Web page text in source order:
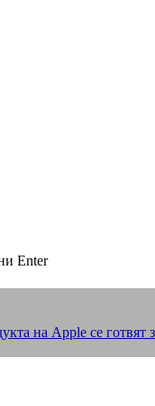
Enter
на Apple се готвят